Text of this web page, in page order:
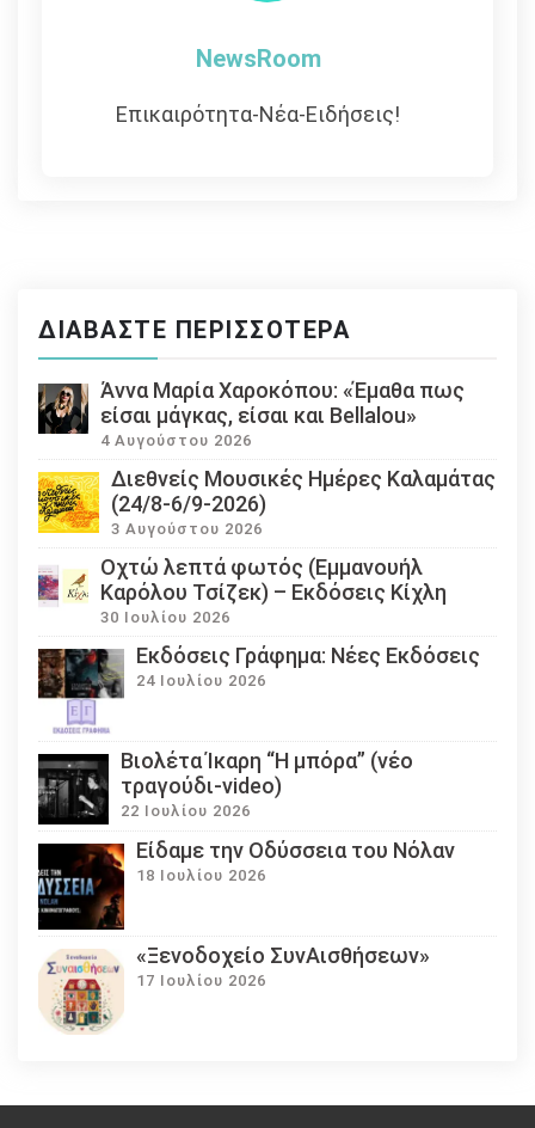
NewsRoom
Επικαιρότητα-Νέα-Ειδήσεις!
ΔΙΑΒΆΣΤΕ ΠΕΡΙΣΣΌΤΕΡΑ
Άννα Μαρία Χαροκόπου: «Έμαθα πως
είσαι μάγκας, είσαι και Bellalou»
4 Αυγούστου 2026
Διεθνείς Μουσικές Ημέρες Καλαμάτας
(24/8-6/9-2026)
3 Αυγούστου 2026
Οχτώ λεπτά φωτός (Εμμανουήλ
Καρόλου Τσίζεκ) – Εκδόσεις Κίχλη
30 Ιουλίου 2026
Εκδόσεις Γράφημα: Νέες Εκδόσεις
24 Ιουλίου 2026
Βιολέτα Ίκαρη “Η μπόρα” (νέο
τραγούδι-video)
22 Ιουλίου 2026
Eίδαμε την Οδύσσεια του Νόλαν
18 Ιουλίου 2026
«Ξενοδοχείο ΣυνΑισθήσεων»
17 Ιουλίου 2026